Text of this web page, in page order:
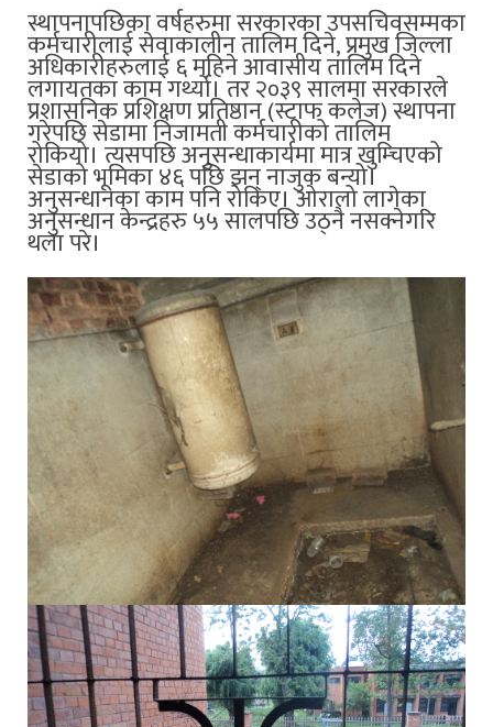
स्थापनापछिका वर्षहरुमा सरकारका उपसचिवसम्मका
कर्मचारीलाई सेवाकालीन तालिम दिने, प्रमुख जिल्ला
अधिकारीहरुलाई ६ महिने आवासीय तालिम दिने
लगायतका काम गर्थ्यो। तर २०३९ सालमा सरकारले
प्रशासनिक प्रशिक्षण प्रतिष्ठान (स्टाफ कलेज) स्थापना
गरेपछि सेडामा निजामती कर्मचारीको तालिम
रोकियो। त्यसपछि अनुसन्धाकार्यमा मात्र खुम्चिएको
सेडाको भूमिका ४६ पछि झन् नाजुक बन्यो।
अनुसन्धानका काम पनि रोकिए। ओरालो लागेका
अनुसन्धान केन्द्रहरु ५५ सालपछि उठ्नै नसक्नेगरि
थला परे।